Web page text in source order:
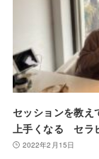
セッションを教え
上手くなる セラ
2022年2月15日